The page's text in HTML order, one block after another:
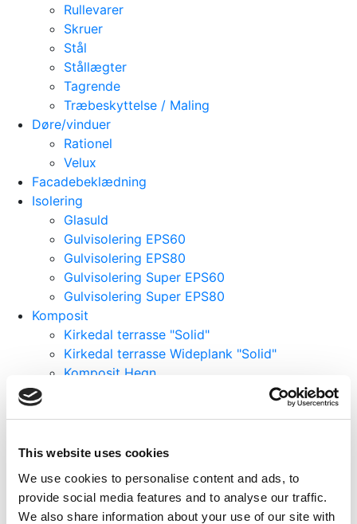
This website uses cookies
We use cookies to personalise content and ads, to
provide social media features and to analyse our traffic.
We also share information about your use of our site with
Rullevarer
Skruer
Stål
Stållægter
Tagrende
Træbeskyttelse / Maling
Døre/vinduer
Rationel
Velux
Facadebeklædning
Isolering
Glasuld
Gulvisolering EPS60
Gulvisolering EPS80
Gulvisolering Super EPS60
Gulvisolering Super EPS80
Komposit
Kirkedal terrasse "Solid"
Kirkedal terrasse Wideplank "Solid"
Komposit Hegn
Limtræ
bredde 140 mm
bredde 200 mm
bredde 48 mm